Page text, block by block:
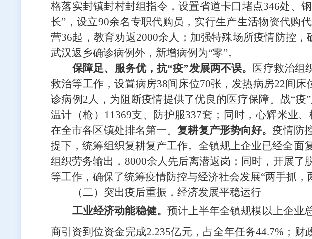
格落实封镇封村封组指令， 设置省道卡口堵点346处、
长”，设立90余名专职代购员，实行生产生活物资代购
营36起，教育劝返2000余人；加强特殊场所疫情防控
武汉返乡确诊病例外，新增病例为“零”。
保障足、服务优，抗“疫”发展两不误。 医疗救治组
救治等工作，设置病房38间床位70张，发热病房22间床
诊病例2人，为阻断疫情提供了优良的医疗保障。战“疫
温计（枪）11369支、 防护服337套 ；同时，心辉米业、
在全市各区镇处排名第一。复耕复产形势向好。疫情防
提下，统筹组织复耕复产工作。全镇规上企业已经全面
组织劳务输出， 8000余人先后离潜返岗；同时，开展了
等工作，确保了统筹疫情防控与经济社会发展“两手抓，
（二） 突出疫后重振，经济发展平稳运行
工业经济动能稳健。 预计上半年全镇规模以上企业
商引资到位资金完成2.235亿元，占全年任务44.7%；财